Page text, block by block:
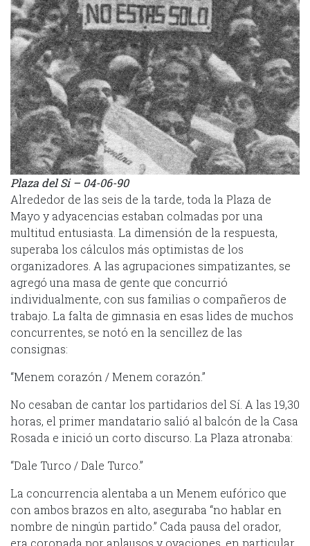
Plaza del Si – 04-06-90
Alrededor de las seis de la tarde, toda la Plaza de
Mayo y adyacencias estaban colmadas por una
multitud entusiasta. La dimensión de la respuesta,
superaba los cálculos más optimistas de los
organizadores. A las agrupaciones simpatizantes, se
agregó una masa de gente que concurrió
individualmente, con sus familias o compañeros de
trabajo. La falta de gimnasia en esas lides de muchos
concurrentes, se notó en la sencillez de las
consignas:
“Menem corazón / Menem corazón.”
No cesaban de cantar los partidarios del Sí. A las 19,30
horas, el primer mandatario salió al balcón de la Casa
Rosada e inició un corto discurso. La Plaza atronaba:
“Dale Turco / Dale Turco.”
La concurrencia alentaba a un Menem eufórico que
con ambos brazos en alto, aseguraba “no hablar en
nombre de ningún partido.” Cada pausa del orador,
era coronada por aplausos y ovaciones, en particular